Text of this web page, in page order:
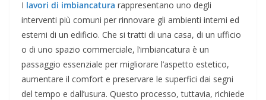
I lavori di imbiancatura rappresentano uno degli
interventi più comuni per rinnovare gli ambienti interni ed
esterni di un edificio. Che si tratti di una casa, di un ufficio
o di uno spazio commerciale, l’imbiancatura è un
passaggio essenziale per migliorare l’aspetto estetico,
aumentare il comfort e preservare le superfici dai segni
del tempo e dall’usura. Questo processo, tuttavia, richiede